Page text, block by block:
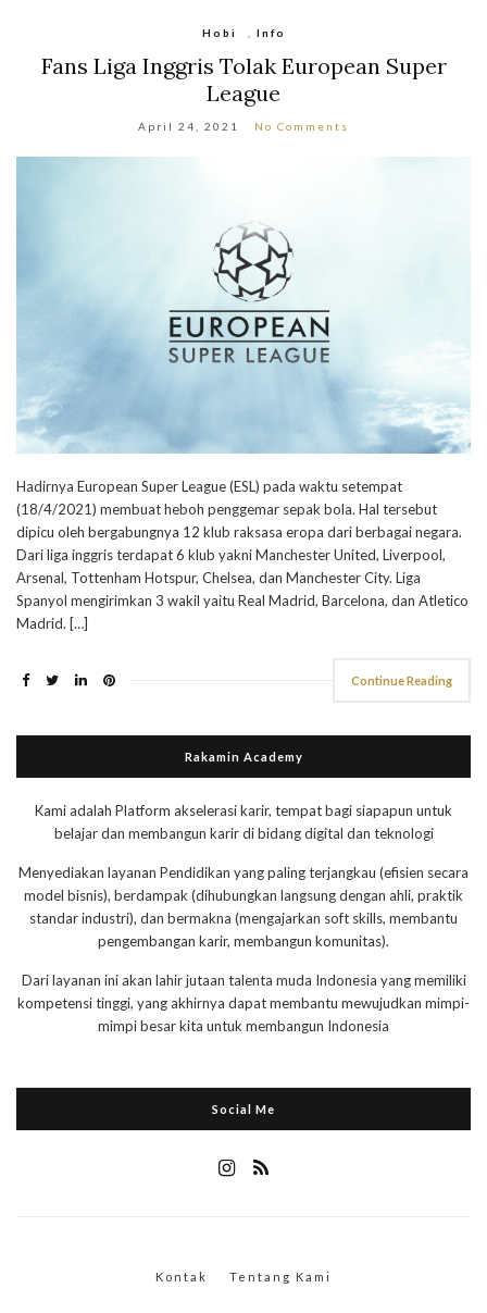
Hobi Info
Fans Liga Inggris Tolak European Super
League
April 24, 2021 No Comments
Hadirnya European Super League (ESL) pada waktu setempat
(18/4/2021) membuat heboh penggemar sepak bola. Hal tersebut
dipicu oleh bergabungnya 12 klub raksasa eropa dari berbagai negara.
Dari liga inggris terdapat 6 klub yakni Manchester United, Liverpool,
Arsenal, Tottenham Hotspur, Chelsea, dan Manchester City. Liga
Spanyol mengirimkan 3 wakil yaitu Real Madrid, Barcelona, dan Atletico
Madrid. […]
Continue Reading
Rakamin Academy
Kami adalah Platform akselerasi karir, tempat bagi siapapun untuk
belajar dan membangun karir di bidang digital dan teknologi
Menyediakan layanan Pendidikan yang paling terjangkau (efisien secara
model bisnis), berdampak (dihubungkan langsung dengan ahli, praktik
standar industri), dan bermakna (mengajarkan soft skills, membantu
pengembangan karir, membangun komunitas).
Dari layanan ini akan lahir jutaan talenta muda Indonesia yang memiliki
kompetensi tinggi, yang akhirnya dapat membantu mewujudkan mimpi-
mimpi besar kita untuk membangun Indonesia
Social Me
Kontak Tentang Kami